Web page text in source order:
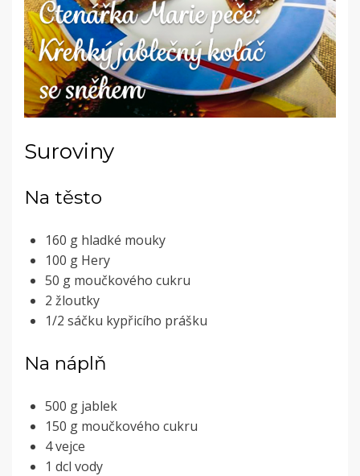
Suroviny
Na těsto
160 g hladké mouky
100 g Hery
50 g moučkového cukru
2 žloutky
1/2 sáčku kypřicího prášku
Na náplň
500 g jablek
150 g moučkového cukru
4 vejce
1 dcl vody